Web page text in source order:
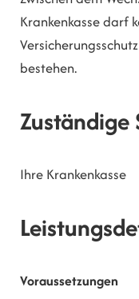
Krankenkasse darf
bestehen.
Zuständige
Ihre Krankenkasse
Voraussetzungen